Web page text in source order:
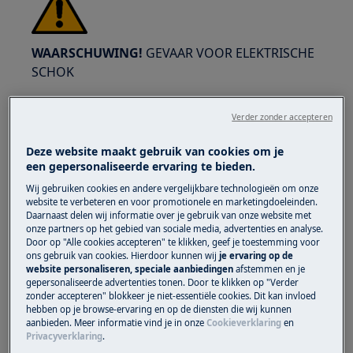
WAARSCHUWING! GEVAAR VOOR ELEKTRISCHE
SCHOK
Schakel het apparaat uit en trek de stekker uit
het stopcontact voordat u enige reparatie of
WAARSCHUWING!
Deze website maakt gebruik van cookies om je
een gepersonaliseerde ervaring te bieden.
Wij gebruiken cookies en andere vergelijkbare technologieën om onze
website te verbeteren en voor promotionele en marketingdoeleinden.
Daarnaast delen wij informatie over je gebruik van onze website met
onze partners op het gebied van sociale media, advertenties en analyse.
Door op "Alle cookies accepteren" te klikken, geef je toestemming voor
ons gebruik van cookies. Hierdoor kunnen wijje ervaring op de
website personaliseren, speciale aanbiedingen afstemmen en je
gepersonaliseerde advertenties tonen. Door te klikken op "Verder
zonder accepteren" blokkeer je niet-essentiële cookies. Dit kan invloed
hebben op je browse-ervaring en op de diensten die wij kunnen
aanbieden. Meer informatie vind je in onzeCookieverklaring en
Privacyverklaring.
Verder zonder accepteren